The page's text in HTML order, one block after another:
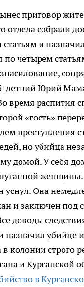
приговор
отдела собрали
и
четырем
летний Юрий
время распития
«гость»
преступления
но убийца
домой. У себя
уснул. Она
и заключен под
доводы
назначил убийце
колонии строго
и Курганской
в